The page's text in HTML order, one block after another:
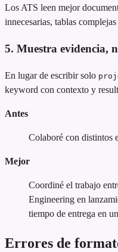
Los ATS leen mejor
innecesarias, tablas
5. Muestra evidencia,
En lugar de escribir solo
keyword con contexto y
Antes
Colaboré con distintos
Mejor
Coordiné el trabajo
Engineering en
tiempo de entrega en
Errores de